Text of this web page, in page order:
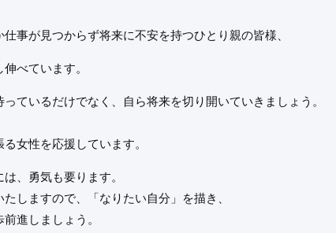
事が見つからず将来に不安を持つひとり親の皆様、
べています。
ているだけでなく、自ら将来を切り開いていきましょう。
女性を応援しています。
、勇気も要ります。
しますので、「なりたい自分」を描き、
進しましょう。